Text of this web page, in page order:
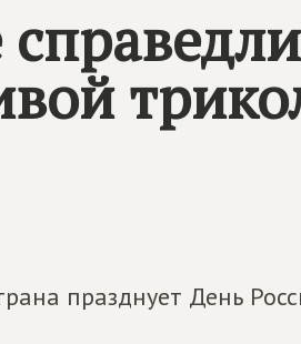
празднует День